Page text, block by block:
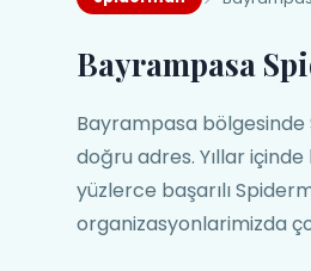
Bayrampasa
Bayrampasa
doğru adres. Yıllar
yüzlerce başarılı
organizasyonlarimizda